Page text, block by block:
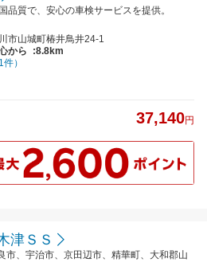
品質で、安心の車検サービスを提供。
市山城町椿井鳥井24-1
から
:8.8km
）
37,140円
津ＳＳ
、宇治市、京田辺市、精華町、大和郡山